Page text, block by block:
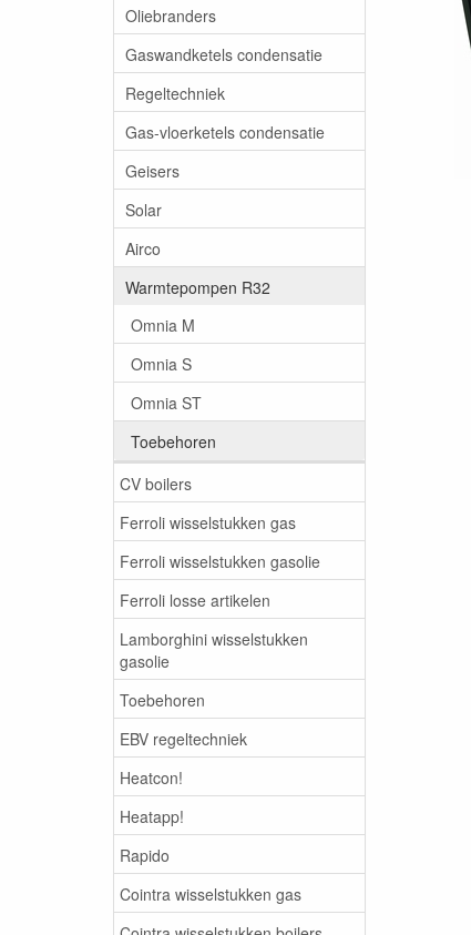
Oliebranders
Gaswandketels condensatie
Regeltechniek
Gas-vloerketels condensatie
Geisers
Solar
Airco
Warmtepompen R32
Omnia M
Omnia S
Omnia ST
Toebehoren
CV boilers
Ferroli wisselstukken gas
Ferroli wisselstukken gasolie
Ferroli losse artikelen
Lamborghini wisselstukken
gasolie
Toebehoren
EBV regeltechniek
Heatcon!
Heatapp!
Rapido
Cointra wisselstukken gas